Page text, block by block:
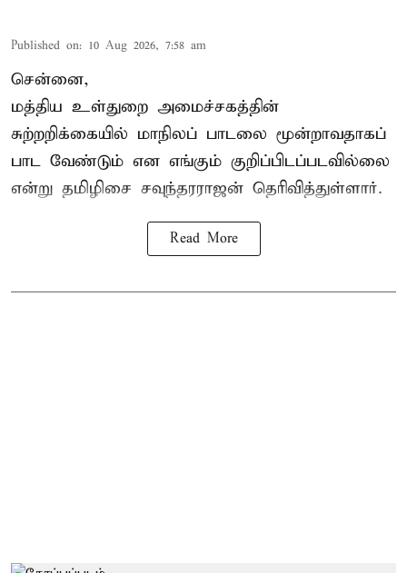
Published on: 10 Aug 2026, 7:58 am
சென்னை,
மத்திய உள்துறை அமைச்சகத்தின்
சுற்றறிக்கையில் மாநிலப் பாடலை மூன்றாவதாகப்
பாட வேண்டும் என எங்கும் குறிப்பிடப்படவில்லை
என்று தமிழிசை சவுந்தரராஜன் தெரிவித்துள்ளார்.
Read More